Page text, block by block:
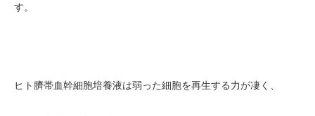
す。
ヒト臍帯血幹細胞培養液は弱った細胞を再生する力が凄く、